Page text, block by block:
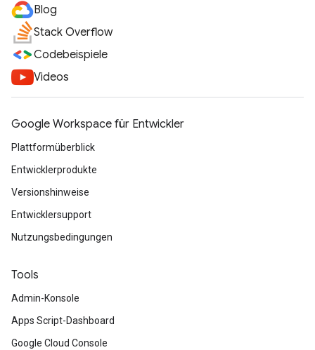
Blog
Stack Overflow
Codebeispiele
Videos
Google Workspace für Entwickler
Plattformüberblick
Entwicklerprodukte
Versionshinweise
Entwicklersupport
Nutzungsbedingungen
Tools
Admin-Konsole
Apps Script-Dashboard
Google Cloud Console